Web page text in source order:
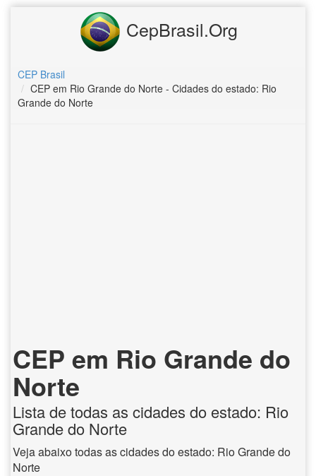
CepBrasil.Org
CEP Brasil
CEP em Rio Grande do Norte - Cidades do estado: Rio
Grande do Norte
CEP em Rio Grande do
Norte
Lista de todas as cidades do estado: Rio
Grande do Norte
Veja abaixo todas as cidades do estado: Rio Grande do
Norte